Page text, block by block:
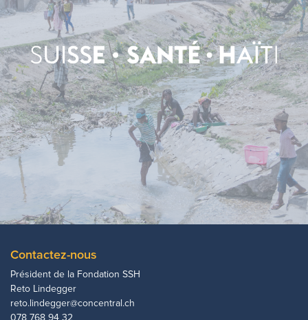
Contactez-nous
Président de la Fondation SSH
Reto Lindegger
reto.lindegger@concentral.ch
078 768 94 32